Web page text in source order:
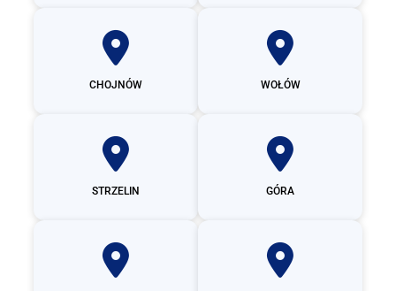
CHOJNÓW WOŁÓW
STRZELIN GÓRA